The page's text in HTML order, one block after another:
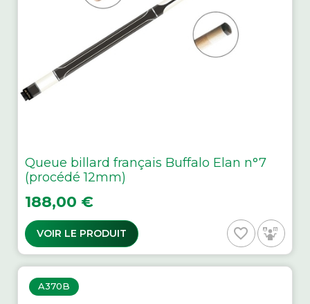
Queue billard français Buffalo Elan n°7
(procédé 12mm)
Prix
188,00 €
VOIR LE PRODUIT favorite_border
A370B